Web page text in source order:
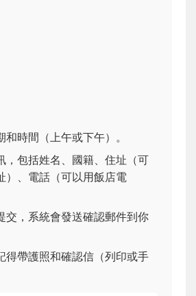
和時間（上午或下午）。
，包括姓名、國籍、住址（可
）、電話（可以用飯店電
交，系統會發送確認郵件到你
得帶護照和確認信（列印或手